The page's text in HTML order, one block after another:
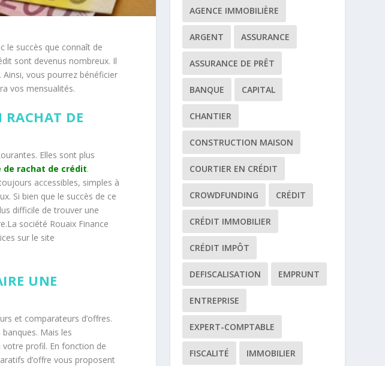
le succès que connaît de
sont devenus nombreux. Il
vous pourrez bénéficier
vos mensualités.
RACHAT DE
Elles sont plus
de rachat de crédit.
accessibles, simples à
Si bien que le succès de ce
difficile de trouver une
société Rouaix Finance
sur le site
UNE
et comparateurs d’offres.
Mais les
votre profil. En fonction de
d’offre vous proposent
AGENCE IMMOBILIÈRE
ARGENT ASSURANCE
ASSURANCE DE PRÊT
BANQUE CAPITAL
CHANTIER
CONSTRUCTION MAISON
COURTIER EN CRÉDIT
CROWDFUNDING CRÉDIT
CRÉDIT IMMOBILIER
CRÉDIT IMPÔT
DEFISCALISATION EMPRUNT
ENTREPRISE
EXPERT-COMPTABLE
FISCALITÉ IMMOBILIER